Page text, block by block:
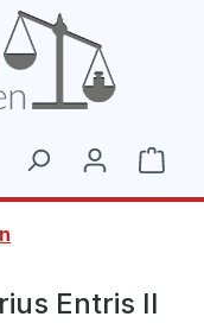
Entris II